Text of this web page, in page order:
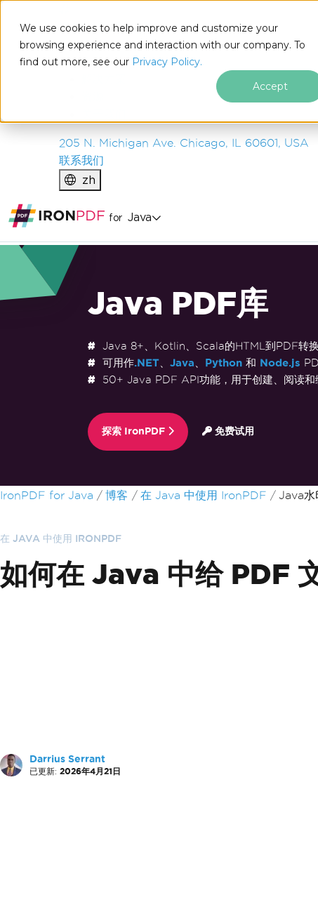
We use cookies to help improve and customize your
browsing experience and interaction with our company. To
find out more, see our Privacy Policy.
Accept
IRONSOFTWARE
产品
企业
205 N. Michigan Ave. Chicago, IL 60601, USA
联系我们
zh
for Java
Java PDF库
Java 8+、Kotlin、Scala的HTML到PDF转
可用作.NET、 Java Python和 Node.js
50+ Java PDF API功能，用于创建、阅读和
探索 IronPDF 免费试用
跳至页脚内容
IronPDF for Java 博客 在 Java 中使用 IronPDF Java水
在 JAVA 中使用 IRONPDF
如何在 Java 中给 PDF
Darrius Serrant
已更新: 2026年4月21日